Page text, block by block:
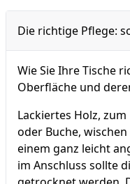
Die richtige Pflege:
Wie Sie Ihre Tische
Oberfläche und
Lackiertes Holz,
oder Buche,
einem ganz leicht
im Anschluss sollte